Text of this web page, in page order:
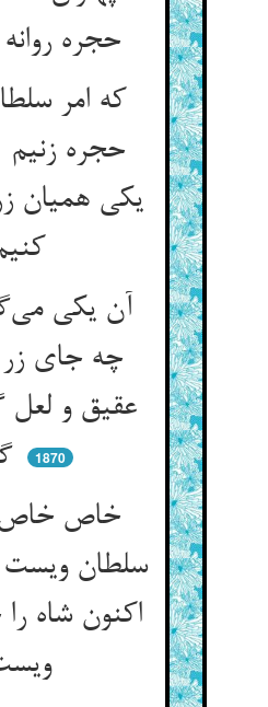
حجره روانه شادمان
که امر
حجره
یکی همیان
آن یکی
چه جای
عقیق و لعل
گهر
1870
خاص
سلطان
اکنون شاه
ویست